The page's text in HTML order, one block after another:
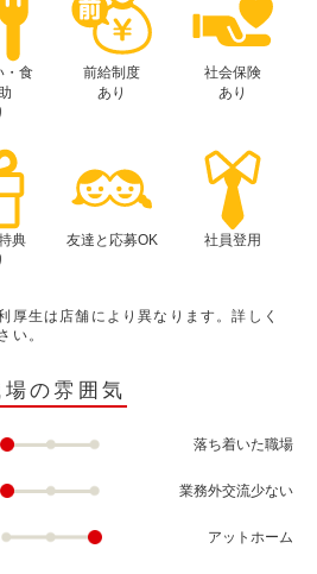
・食
前給制度
あり
社会保険
あり
典
友達と応募OK 社員登用
生は店舗により異なります。詳しく
い。
場の雰囲気
落ち着いた職場
業務外交流少ない
アットホーム